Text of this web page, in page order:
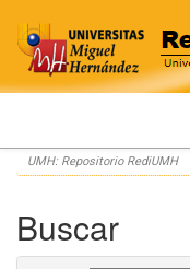
Skip
navigation
UMH: Repositorio RediUMH
Buscar